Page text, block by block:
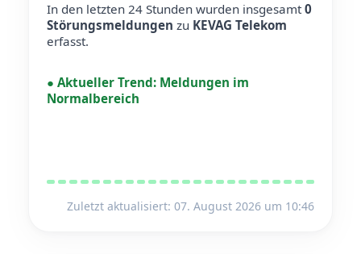
In den letzten 24 Stunden wurden insgesamt0
Störungsmeldungen zu KEVAG Telekom
erfasst.
● Aktueller Trend: Meldungen im
Normalbereich
Zuletzt aktualisiert: 07. August 2026 um 10:46